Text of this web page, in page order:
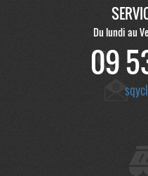
Du lundi au
09